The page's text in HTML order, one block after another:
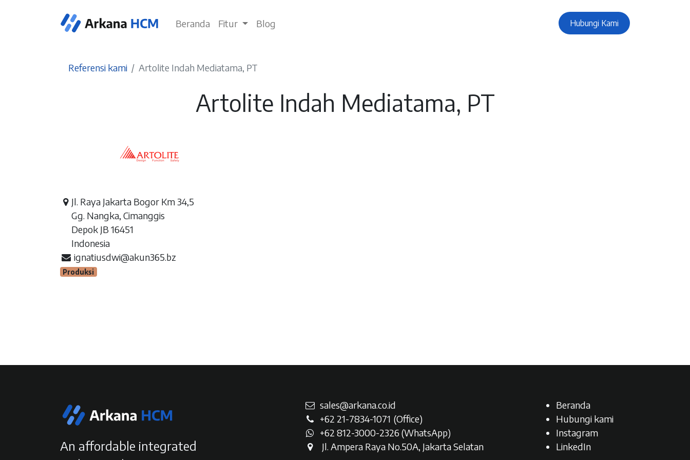
Beranda Fitur Blog Hubungi Kami
Referensi kami Artolite Indah Mediatama, PT
Artolite Indah Mediatama, PT
Jl. Raya Jakarta Bogor Km 34,5
Gg. Nangka, Cimanggis
Depok JB 16451
Indonesia
ignatiusdwi@akun365.bz
Produksi
An affordable integrated
sales@arkana.co.id
+62 21-7834-1071 (Office)
+62 812-3000-2326 (WhatsApp)
Jl. Ampera Raya No.50A, Jakarta Selatan​
Beranda
Hubungi kami
Instagram
LinkedIn